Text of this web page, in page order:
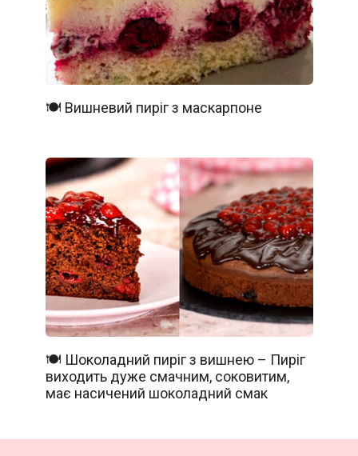
🍽️ Вишневий пиріг з маскарпоне
🍽️ Шоколадний пиріг з вишнею – Пиріг
виходить дуже смачним, соковитим,
має насичений шоколадний смак